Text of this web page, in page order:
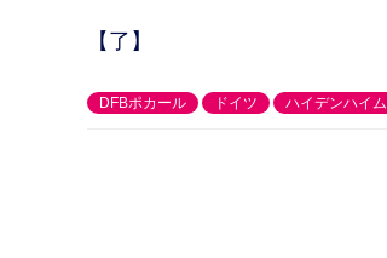
【了】
DFBポカール ドイツ ハイデンハイム